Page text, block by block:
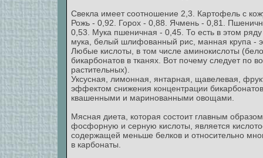
Свекла имеет соотношение 2,3. Картофель с
Рожь - 0,92. Горох - 0,88. Ячмень - 0,81.
0,53. Мука пшеничная - 0,45. То есть в этом
мука, белый шлифованный рис, манная крупа -
Любые кислоты, в том числе аминокислоты
бикарбонатов в тканях. Вот почему следует по
растительных).
Уксусная, лимонная, янтарная, щавелевая,
эффектом снижения концентрации
квашенными и маринованными овощами.
Мясная диета, которая состоит главным
фосфорную и серную кислоты, является
содержащей меньше белков и относительно
в карбонаты.